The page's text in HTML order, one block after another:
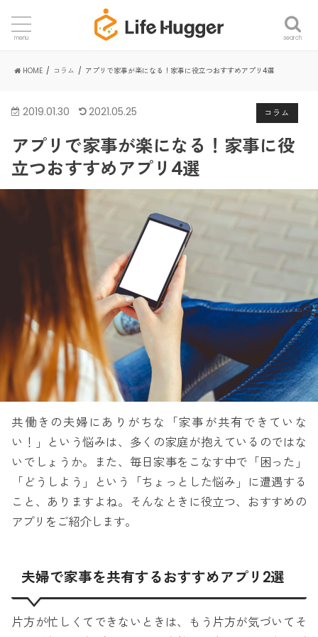
search
menu
HOME コラム アプリで家事が楽になる！家事に役立つおすすめアプリ4選
コラム
2019.01.30 2021.05.25
アプリで家事が楽になる！家事に役
立つおすすめアプリ4選
共働きの夫婦にありがちな「家事が共有できていな
い！」という悩みは、多くの家庭が抱えているのではな
いでしょうか。また、毎日家事をこなす中で「困った」
「どうしよう」という「ちょっとした悩み」に遭遇する
こと、ありますよね。そんなときに役立つ、おすすめの
アプリをご紹介します。
夫婦で家事を共有するおすすめアプリ2選
片方が忙しくてできないときは、もう片方が気づいてそ